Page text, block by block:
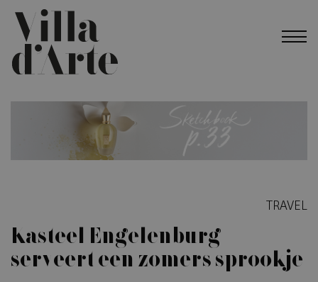
TRAVEL
Kasteel Engelenburg
serveert een zomers sprookje